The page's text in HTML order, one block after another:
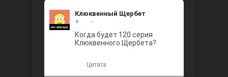
Клюквенный Щербет
+
-
Когда будет 120 серия
Клюквенного Щербета?
Цитата